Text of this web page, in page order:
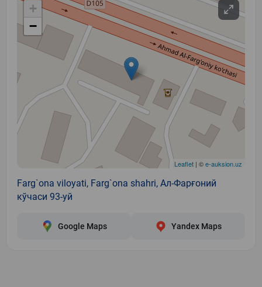
+
−
Leaflet | ©e-auksion.uz
Farg`ona viloyati, Farg`ona shahri, Ал-Фарғоний
кўчаси 93-уй
Google Maps Yandex Maps